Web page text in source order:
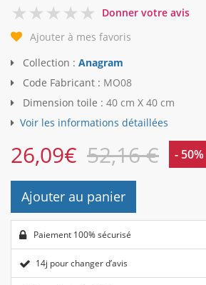
0
Donner votre avis
Ajouter à mes favoris
Collection : Anagram
Code Fabricant : MO08
Dimension toile : 40 cm X 40 cm
Voir les informations détaillées
26,09€ 52,16 € - 50%
Ajouter au panier
Paiement 100% sécurisé
14j pour changer d’avis